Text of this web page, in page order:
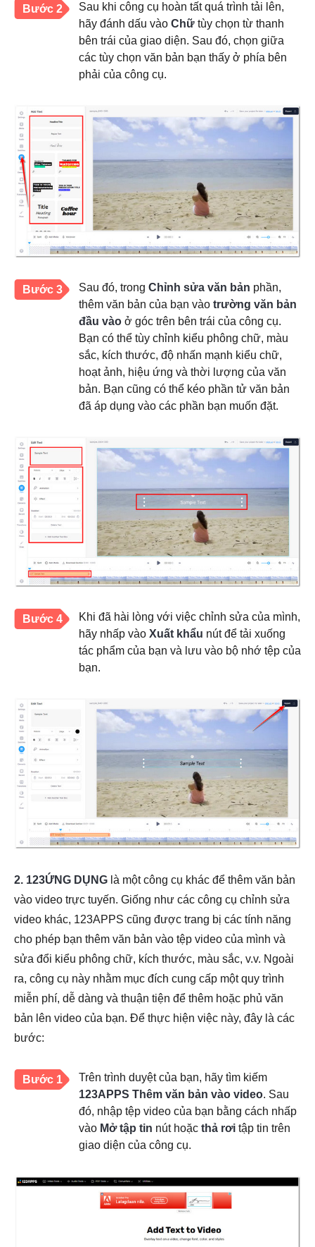
Bước 2
Sau khi công cụ hoàn tất quá trình tải lên,
hãy đánh dấu vào Chữ tùy chọn từ thanh
bên trái của giao diện. Sau đó, chọn giữa
các tùy chọn văn bản bạn thấy ở phía bên
phải của công cụ.
Bước 3 Sau đó, trong Chỉnh sửa văn bản phần,
thêm văn bản của bạn vào trường văn bản
đầu vào ở góc trên bên trái của công cụ.
Bạn có thể tùy chỉnh kiểu phông chữ, màu
sắc, kích thước, độ nhấn mạnh kiểu chữ,
hoạt ảnh, hiệu ứng và thời lượng của văn
bản. Bạn cũng có thể kéo phần tử văn bản
đã áp dụng vào các phần bạn muốn đặt.
Bước 4
Khi đã hài lòng với việc chỉnh sửa của mình,
hãy nhấp vào Xuất khẩu nút để tải xuống
tác phẩm của bạn và lưu vào bộ nhớ tệp của
bạn.
2. 123ỨNG DỤNG là một công cụ khác để thêm văn bản
vào video trực tuyến. Giống như các công cụ chỉnh sửa
video khác, 123APPS cũng được trang bị các tính năng
cho phép bạn thêm văn bản vào tệp video của mình và
sửa đổi kiểu phông chữ, kích thước, màu sắc, v.v. Ngoài
ra, công cụ này nhằm mục đích cung cấp một quy trình
miễn phí, dễ dàng và thuận tiện để thêm hoặc phủ văn
bản lên video của bạn. Để thực hiện việc này, đây là các
bước:
Bước 1
Trên trình duyệt của bạn, hãy tìm kiếm
123APPS Thêm văn bản vào video. Sau
đó, nhập tệp video của bạn bằng cách nhấp
vào Mở tập tin nút hoặc thả rơi tập tin trên
giao diện của công cụ.